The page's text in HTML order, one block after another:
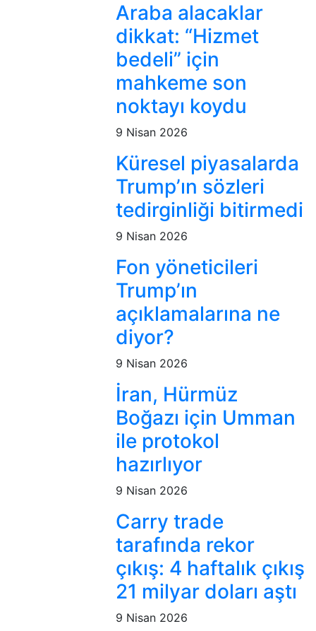
Araba alacaklar
dikkat: “Hizmet
bedeli” için
mahkeme son
noktayı koydu
9 Nisan 2026
Küresel piyasalarda
Trump’ın sözleri
tedirginliği bitirmedi
9 Nisan 2026
Fon yöneticileri
Trump’ın
açıklamalarına ne
diyor?
9 Nisan 2026
İran, Hürmüz
Boğazı için Umman
ile protokol
hazırlıyor
9 Nisan 2026
Carry trade
tarafında rekor
çıkış: 4 haftalık çıkış
21 milyar doları aştı
9 Nisan 2026